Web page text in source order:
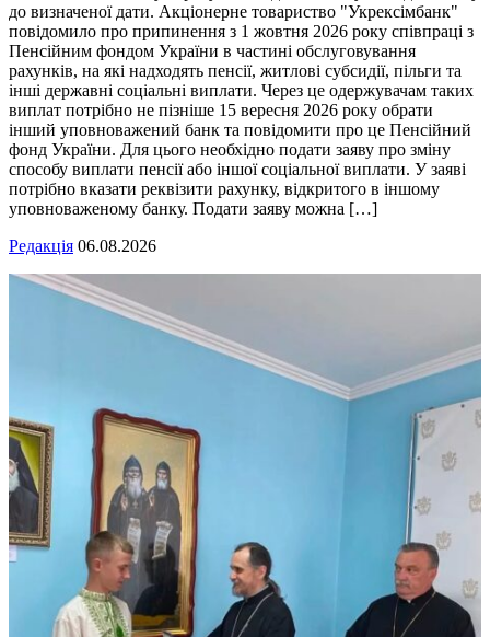
до визначеної дати. Акціонерне товариство "Укрексімбанк"
повідомило про припинення з 1 жовтня 2026 року співпраці з
Пенсійним фондом України в частині обслуговування
рахунків, на які надходять пенсії, житлові субсидії, пільги та
інші державні соціальні виплати. Через це одержувачам таких
виплат потрібно не пізніше 15 вересня 2026 року обрати
інший уповноважений банк та повідомити про це Пенсійний
фонд України. Для цього необхідно подати заяву про зміну
способу виплати пенсії або іншої соціальної виплати. У заяві
потрібно вказати реквізити рахунку, відкритого в іншому
уповноваженому банку. Подати заяву можна […]
Редакція 06.08.2026